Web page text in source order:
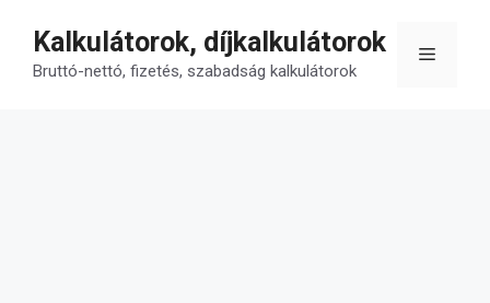
tartalomba
Kalkulátorok, díjkalkulátorok
Bruttó-nettó, fizetés, szabadság kalkulátorok
Menü